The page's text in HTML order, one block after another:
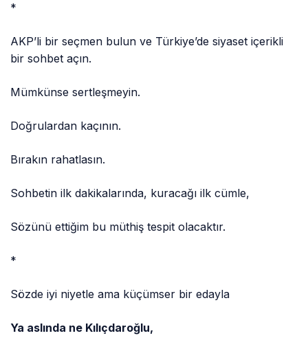
*
AKP’li bir seçmen bulun ve Türkiye’de siyaset içerikli
bir sohbet açın.
Mümkünse sertleşmeyin.
Doğrulardan kaçının.
Bırakın rahatlasın.
Sohbetin ilk dakikalarında, kuracağı ilk cümle,
Sözünü ettiğim bu müthiş tespit olacaktır.
*
Sözde iyi niyetle ama küçümser bir edayla
Ya aslında ne Kılıçdaroğlu,